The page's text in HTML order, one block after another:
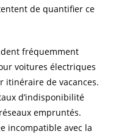
de quantifier ce
fréquemment
voitures électriques
itinéraire de vacances.
d’indisponibilité
empruntés.
incompatible avec la